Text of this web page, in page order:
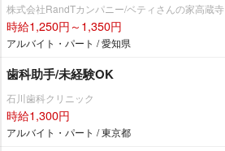
株式会社RandTカンパニー/ベティさんの家高蔵寺
時給1,250円～1,350円
アルバイト・パート / 愛知県
歯科助手/未経験OK
石川歯科クリニック
時給1,300円
アルバイト・パート / 東京都